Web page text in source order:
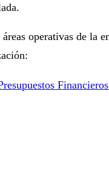
operativas de la